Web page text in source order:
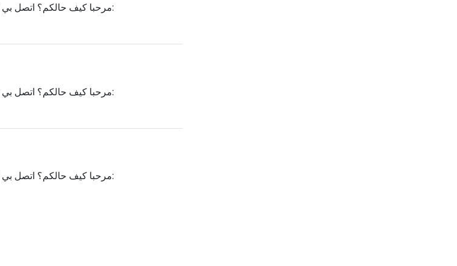
مرحبا كيف حالكم؟ اتصل بي:
مرحبا كيف حالكم؟ اتصل بي:
مرحبا كيف حالكم؟ اتصل بي: